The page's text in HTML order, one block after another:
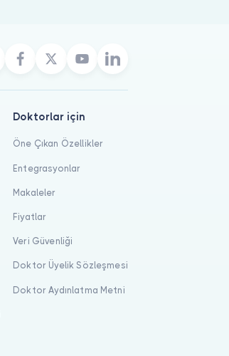
Doktorlar için
Öne Çıkan Özellikler
Entegrasyonlar
Makaleler
Fiyatlar
Veri Güvenliği
Doktor Üyelik Sözleşmesi
Doktor Aydınlatma Metni